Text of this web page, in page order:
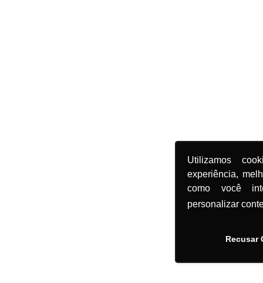
Utilizamos
experiência,
como você
personalizar
Recusar